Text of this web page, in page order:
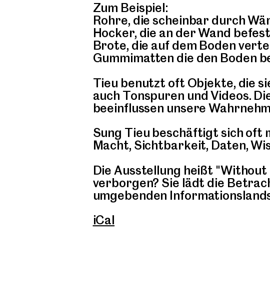
Zum Beispiel:
Rohre, die scheinbar durch
Hocker, die an der Wand
Brote, die auf dem Boden
Gummimatten die den Boden
Tieu benutzt oft Objekte, die
auch Tonspuren und Videos.
beeinflussen unsere
Sung Tieu beschäftigt sich oft
Macht, Sichtbarkeit, Daten,
Die Ausstellung heißt
verborgen? Sie lädt die
umgebenden
iCal